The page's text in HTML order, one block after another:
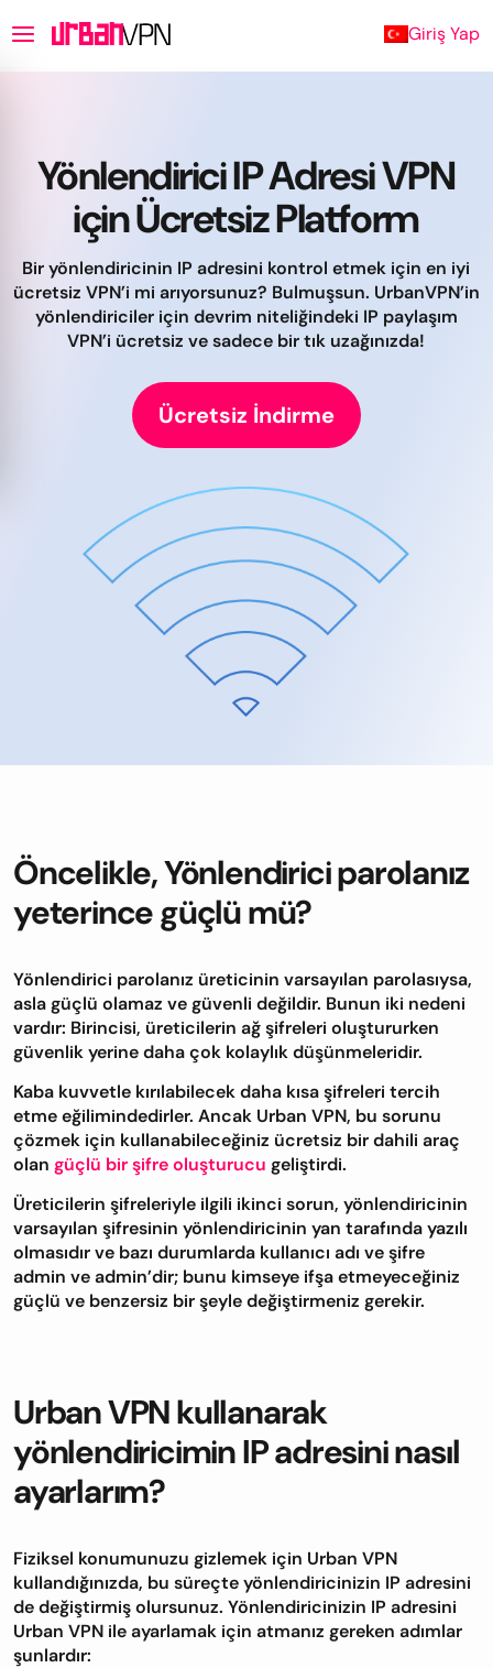
Giriş Yap
Yönlendirici IP Adresi VPN
için Ücretsiz Platform
Bir yönlendiricinin IP adresini kontrol etmek için en iyi
ücretsiz VPN’i mi arıyorsunuz? Bulmuşsun. UrbanVPN’in
yönlendiriciler için devrim niteliğindeki IP paylaşım
VPN’i ücretsiz ve sadece bir tık uzağınızda!
Ücretsiz İndirme
Öncelikle, Yönlendirici parolanız
yeterince güçlü mü?
Yönlendirici parolanız üreticinin varsayılan parolasıysa,
asla güçlü olamaz ve güvenli değildir. Bunun iki nedeni
vardır: Birincisi, üreticilerin ağ şifreleri oluştururken
güvenlik yerine daha çok kolaylık düşünmeleridir.
Kaba kuvvetle kırılabilecek daha kısa şifreleri tercih
etme eğilimindedirler. Ancak Urban VPN, bu sorunu
çözmek için kullanabileceğiniz ücretsiz bir dahili araç
olan güçlü bir şifre oluşturucu geliştirdi.
Üreticilerin şifreleriyle ilgili ikinci sorun, yönlendiricinin
varsayılan şifresinin yönlendiricinin yan tarafında yazılı
olmasıdır ve bazı durumlarda kullanıcı adı ve şifre
admin ve admin’dir; bunu kimseye ifşa etmeyeceğiniz
güçlü ve benzersiz bir şeyle değiştirmeniz gerekir.
Urban VPN kullanarak
yönlendiricimin IP adresini nasıl
ayarlarım?
Fiziksel konumunuzu gizlemek için Urban VPN
kullandığınızda, bu süreçte yönlendiricinizin IP adresini
de değiştirmiş olursunuz. Yönlendiricinizin IP adresini
Urban VPN ile ayarlamak için atmanız gereken adımlar
şunlardır: